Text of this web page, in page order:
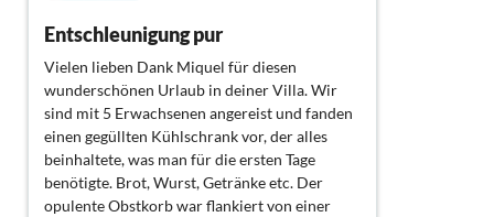
Entschleunigung pur
Vielen lieben Dank Miquel für diesen
wunderschönen Urlaub in deiner Villa. Wir
sind mit 5 Erwachsenen angereist und fanden
einen gegüllten Kühlschrank vor, der alles
beinhaltete, was man für die ersten Tage
benötigte. Brot, Wurst, Getränke etc. Der
opulente Obstkorb war flankiert von einer